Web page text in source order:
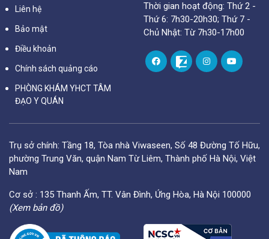
Liên hệ
Bảo mật
Điều khoản
Chính sách quảng cáo
PHÒNG KHÁM YHCT TÂM
ĐẠO Y QUÁN
Thời gian hoạt động: Thứ 2 -
Thứ 6: 7h30-20h30; Thứ 7 -
Chủ Nhật: Từ 7h30-17h00
Trụ sở chính: Tầng 18, Tòa nhà Viwaseen, Số 48 Đường Tố Hữu,
phường Trung Văn, quận Nam Từ Liêm, Thành phố Hà Nội, Việt
Nam
Cơ sở : 135 Thanh Ấm, TT. Vân Đình, Ứng Hòa, Hà Nội 100000
(Xem bản đồ)